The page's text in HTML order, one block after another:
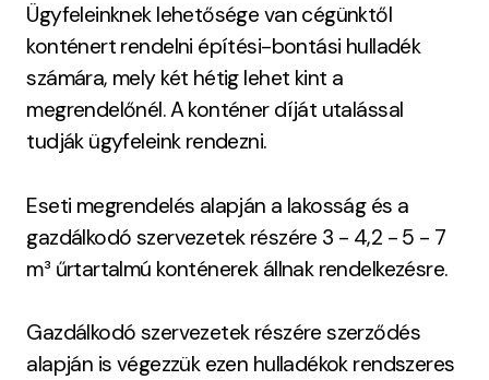
Ügyfeleinknek lehetősége van cégünktől
konténert rendelni építési-bontási hulladék
számára, mely két hétig lehet kint a
megrendelőnél. A konténer díját utalással
tudják ügyfeleink rendezni.
Eseti megrendelés alapján a lakosság és a
gazdálkodó szervezetek részére 3 - 4,2 - 5 - 7
m³ űrtartalmú konténerek állnak rendelkezésre.
Gazdálkodó szervezetek részére szerződés
alapján is végezzük ezen hulladékok rendszeres